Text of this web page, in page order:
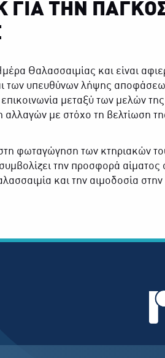
ΓΙΑ ΤΗΝ
Θαλασσαιμίας και είναι
των υπευθύνων λήψης
μεταξύ των μελών
με στόχο τη βελτίωση
φωταγώγηση των κτηριακών
την προσφορά αίματος
και την αιμοδοσία